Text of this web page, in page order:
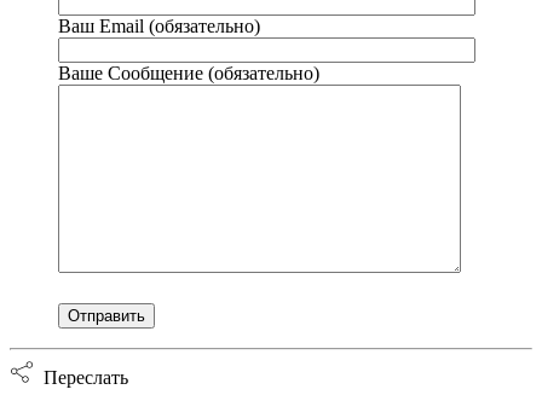
Ваш Email (обязательно)
Ваше Сообщение (обязательно)
Переслать